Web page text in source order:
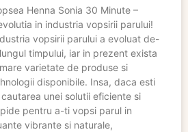
Henna Sonia 30 Minute –
in industria vopsirii parului!
vopsirii parului a evoluat de-
timpului, iar in prezent exista
varietate de produse si
disponibile. Insa, daca esti
cautarea unei solutii eficiente si
pentru a-ti vopsi parul in
vibrante si naturale,